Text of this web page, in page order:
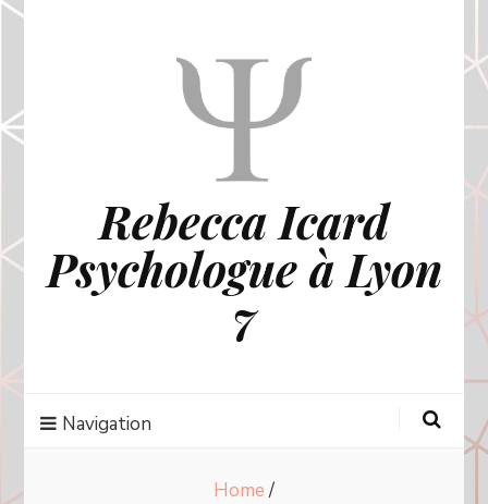
Rebecca Icard
Psychologue à Lyon
7
Navigation
Home /